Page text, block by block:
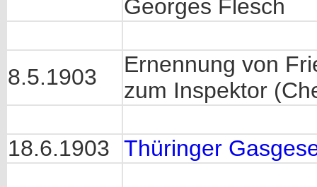
Georges Flesch
8.5.1903
Ernennung von
zum Inspektor
18.6.1903 Thüringer